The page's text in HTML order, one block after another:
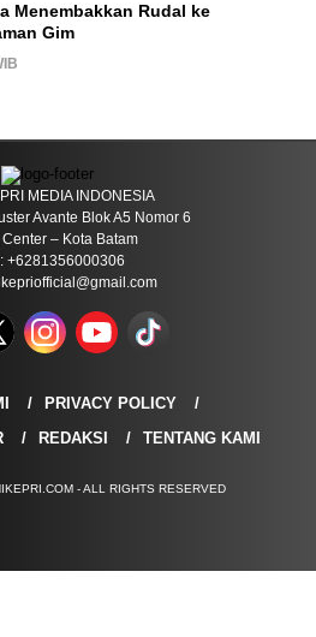
Menembakkan Rudal ke
Gim
MEDIA INDONESIA
Avante Blok A5 Nomor 6
Center – Kota Batam
+6281356000306
PRIVACY POLICY
REDAKSI TENTANG KAMI
- ALL RIGHTS RESERVED